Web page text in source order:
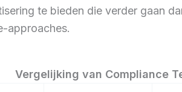
te bieden die verder gaan
approaches.
Vergelijking van Compliance